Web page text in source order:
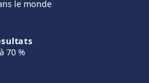
le monde
70 %